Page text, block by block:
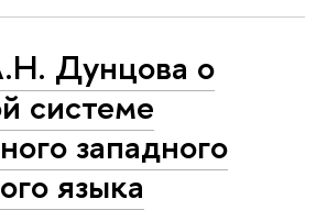
Дунцова о
системе
западного
языка